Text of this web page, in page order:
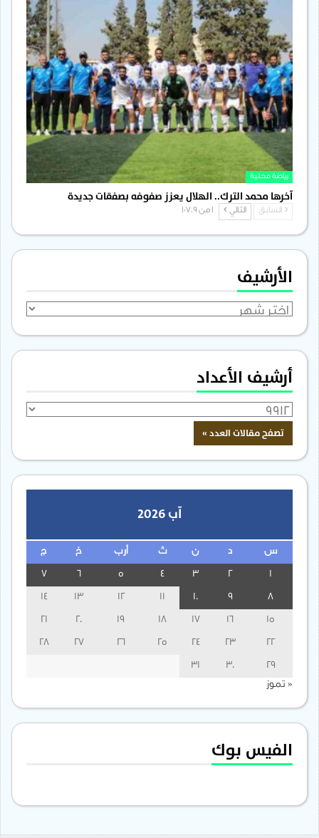
رياضة محلية
آخرها محمد الترك.. الهلال يعزز صفوفه بصفقات جديدة
السابق التالي
الأرشيف
الأرشيف
أرشيف الأعداد
آب 2026
س ن ث أرب خ ج
3
13
14
15
16
17
18
19
20
21
22
23
24
25
26
27
28
29
30
31
« تموز
الفيس بوك